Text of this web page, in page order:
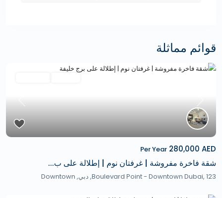
قوائم مماثلة
Next
Per Year 280,000 AED
شقة فاخرة مفروشة | غرفتان نوم | إطلالة على ب...
Boulevard Point - Downtown Dubai, 123, دبي,
Downtown